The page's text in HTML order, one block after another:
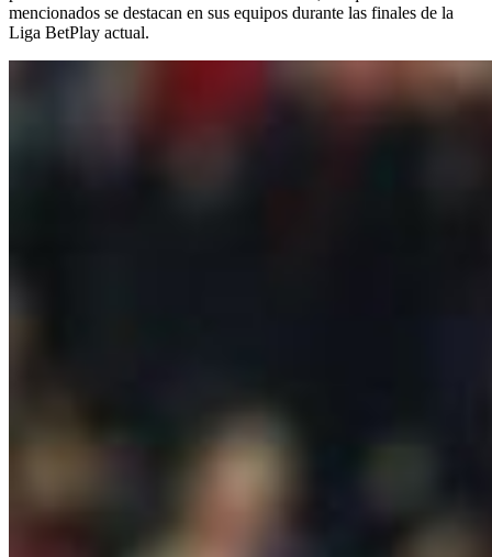
mencionados se destacan en sus equipos durante las finales de la
Liga BetPlay actual.